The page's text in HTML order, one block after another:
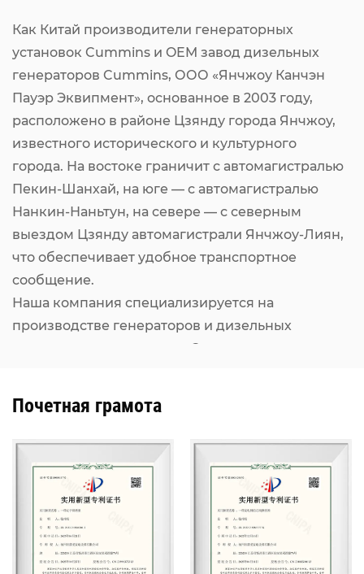
Как Китай производители генераторных
установок Cummins и OEM завод дизельных
генераторов Cummins, ООО «Янчжоу Канчэн
Пауэр Эквипмент», основанное в 2003 году,
расположено в районе Цзянду города Янчжоу,
известного исторического и культурного
города. На востоке граничит с автомагистралью
Пекин-Шанхай, на юге — с автомагистралью
Нанкин-Наньтун, на севере — с северным
выездом Цзянду автомагистрали Янчжоу-Лиян,
что обеспечивает удобное транспортное
сообщение.
Наша компания специализируется на
производстве генераторов и дизельных
генераторных установок. С момента основания
сертификацию Национального центра контроля
с двигателями внутреннего сгорания. Наши
дизельные генераторные установки Kangcheng
мощностью от 7 кВт до 2500 кВт используют
двигатели всемирно известных брендов,
включая MAN, MTU, Perkins (Rolls-Royce),
Почетная грамота